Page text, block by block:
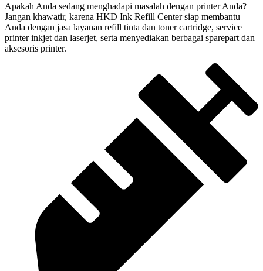
Apakah Anda sedang menghadapi masalah dengan printer Anda?
Jangan khawatir, karena HKD Ink Refill Center siap membantu
Anda dengan jasa layanan refill tinta dan toner cartridge, service
printer inkjet dan laserjet, serta menyediakan berbagai sparepart dan
aksesoris printer.